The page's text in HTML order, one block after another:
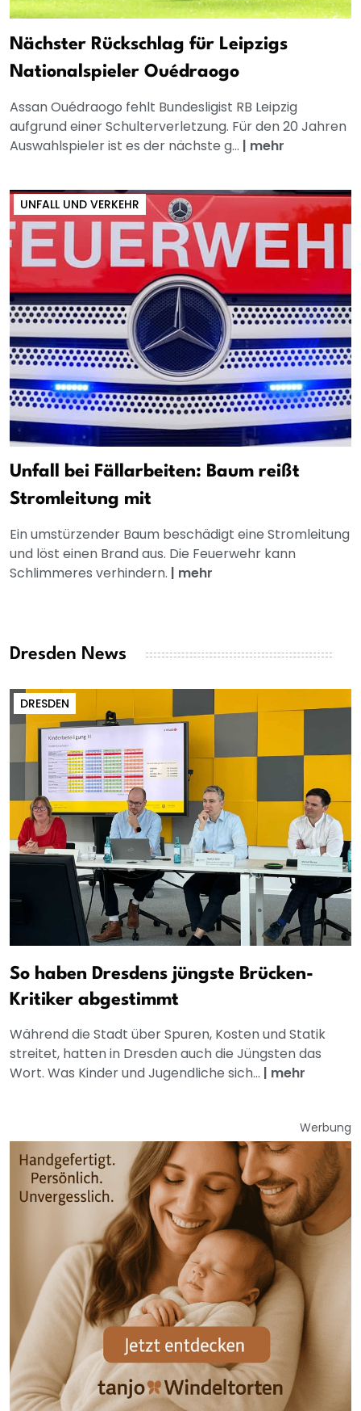
Nächster Rückschlag für Leipzigs
Nationalspieler Ouédraogo
Assan Ouédraogo fehlt Bundesligist RB Leipzig
aufgrund einer Schulterverletzung. Für den 20 Jahren
Auswahlspieler ist es der nächste g... | mehr
UNFALL UND VERKEHR
Unfall bei Fällarbeiten: Baum reißt
Stromleitung mit
Ein umstürzender Baum beschädigt eine Stromleitung
und löst einen Brand aus. Die Feuerwehr kann
Schlimmeres verhindern. | mehr
Dresden News
DRESDEN
So haben Dresdens jüngste Brücken-
Kritiker abgestimmt
Während die Stadt über Spuren, Kosten und Statik
streitet, hatten in Dresden auch die Jüngsten das
Wort. Was Kinder und Jugendliche sich... | mehr
Werbung